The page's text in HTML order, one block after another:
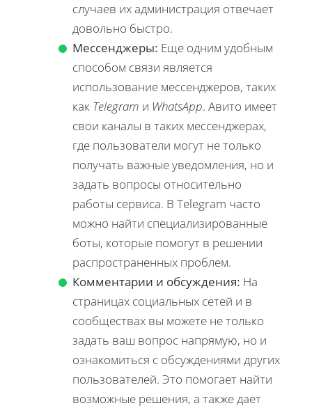
случаев их администрация отвечает
довольно быстро.
Мессенджеры: Еще одним удобным
способом связи является
использование мессенджеров, таких
как Telegram и WhatsApp. Авито имеет
свои каналы в таких мессенджерах,
где пользователи могут не только
получать важные уведомления, но и
задать вопросы относительно
работы сервиса. В Telegram часто
можно найти специализированные
боты, которые помогут в решении
распространенных проблем.
Комментарии и обсуждения: На
страницах социальных сетей и в
сообществах вы можете не только
задать ваш вопрос напрямую, но и
ознакомиться с обсуждениями других
пользователей. Это помогает найти
возможные решения, а также дает